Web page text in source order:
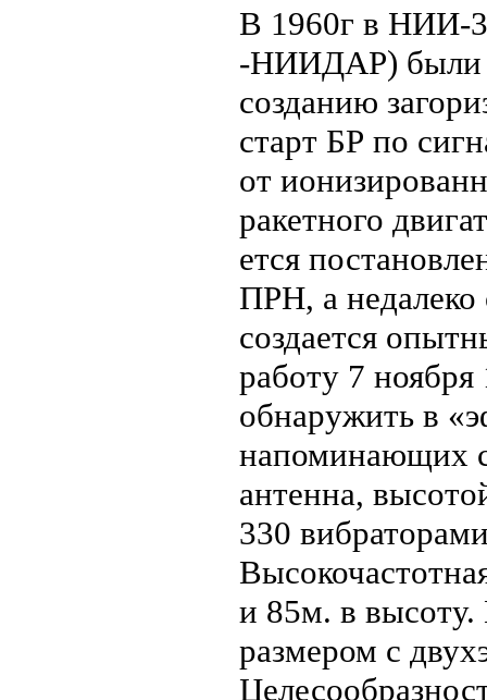
В 1960г в НИИ-
-НИИДАР) были
созданию
старт БР по
от
ракетного
ется
ПРН, а недалеко
создается
работу 7
обнаружить в
напоминающих
антенна,
330
и 85м. в высоту.
размером с